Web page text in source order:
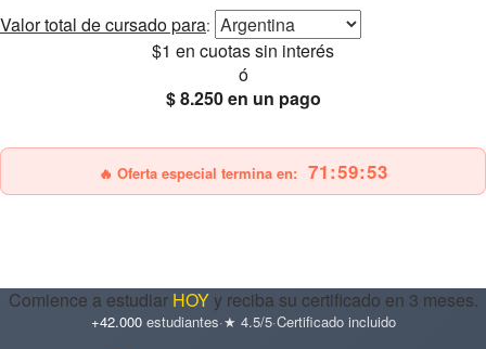
Valor total de cursado para:
$1 en cuotas sin interés
ó
$ 8.250en un pago
🔥 Oferta especial termina en: 71:59:52
Comience a estudiar HOYy reciba su certificado en 3 meses.
+42.000estudiantes·★ 4.5/5·Certificado incluido